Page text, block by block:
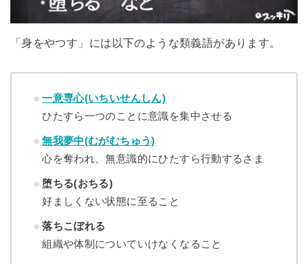
「身をやつす」には以下のような類義語があります。
一意専心(いちいせんしん)
ひたすら一つのことに意識を集中させる
無我夢中(むがむちゅう)
心を奪われ、無意識的にひたすら行動するさま
堕ちる(おちる)
好ましくない状態に至ること
落ちこぼれる
組織や体制についていけなくなること